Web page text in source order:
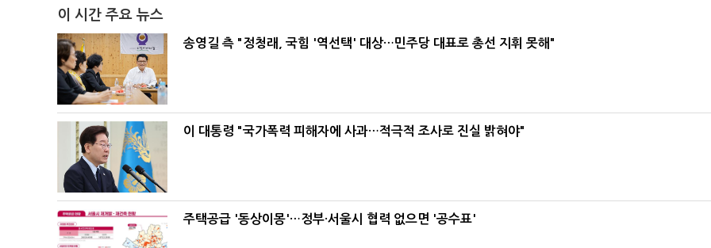
이 시간 주요 뉴스
송영길 측 "정청래, 국힘 '역선택' 대상…민주당 대표로 총선 지휘 못해"
이 대통령 "국가폭력 피해자에 사과…적극적 조사로 진실 밝혀야"
주택공급 '동상이몽'…정부·서울시 협력 없으면 '공수표'